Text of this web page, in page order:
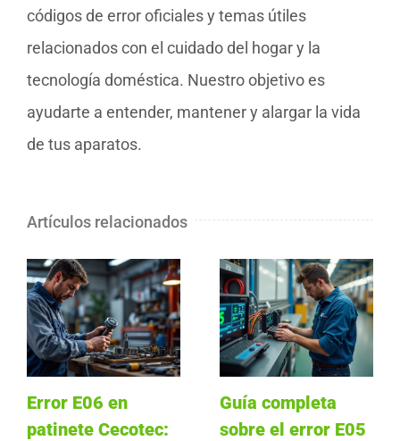
códigos de error oficiales y temas útiles
relacionados con el cuidado del hogar y la
tecnología doméstica. Nuestro objetivo es
ayudarte a entender, mantener y alargar la vida
de tus aparatos.
Artículos relacionados
Error E06 en
patinete Cecotec:
Guía completa
sobre el error E05